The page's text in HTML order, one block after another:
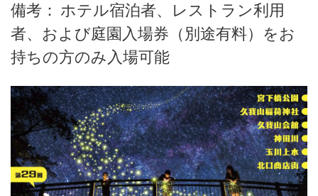
備考： ホテル宿泊者、レストラン利用
者、および庭園入場券（別途有料）をお
持ちの方のみ入場可能